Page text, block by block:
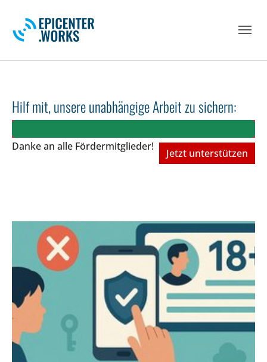
Hilf mit, unsere unabhängige Arbeit zu sichern:
Danke an alle Fördermitglieder!
Jetzt unterstützen